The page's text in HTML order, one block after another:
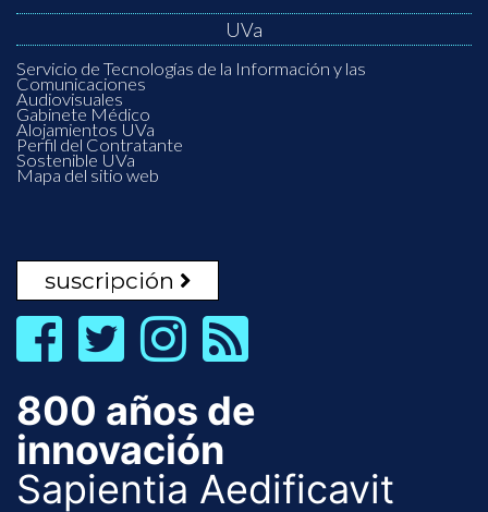
UVa
Servicio de Tecnologías de la Información y las
Comunicaciones
Audiovisuales
Gabinete Médico
Alojamientos UVa
Perfil del Contratante
Sostenible UVa
Mapa del sitio web
suscripción
800 años de
innovación
Sapientia Aedificavit